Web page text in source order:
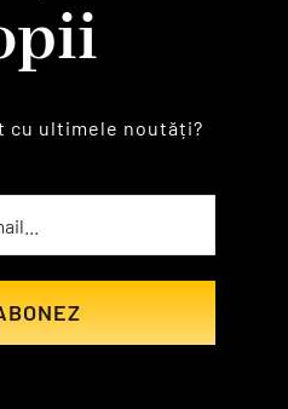
cu ultimele noutăți?